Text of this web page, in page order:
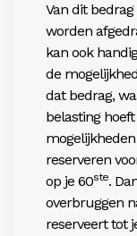
Van dit
worden
kan ook
de
dat bedrag,
belasting
reserveren
op je 60ste.
overbruggen
reserveerttot